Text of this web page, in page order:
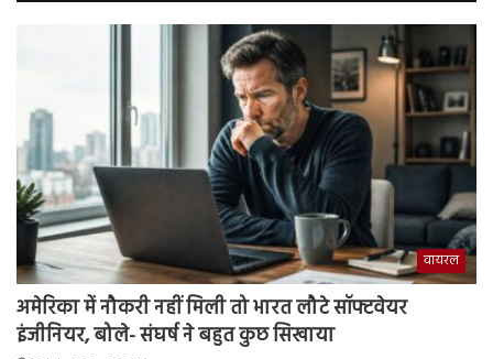
वायरल
अमेरिका में नौकरी नहीं मिली तो भारत लौटे सॉफ्टवेयर
इंजीनियर, बोले- संघर्ष ने बहुत कुछ सिखाया